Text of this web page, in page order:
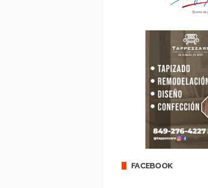
FACEBOOK